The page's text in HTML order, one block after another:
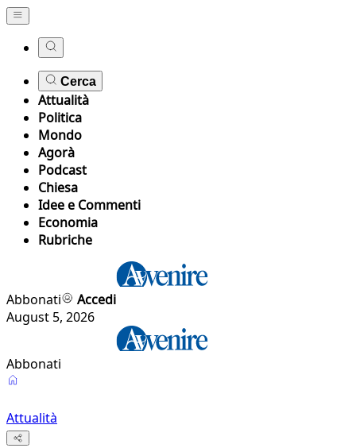
Cerca
Attualità
Politica
Mondo
Agorà
Podcast
Chiesa
Idee e Commenti
Economia
Rubriche
Abbonati
Accedi
August 5, 2026
Abbonati
Attualità